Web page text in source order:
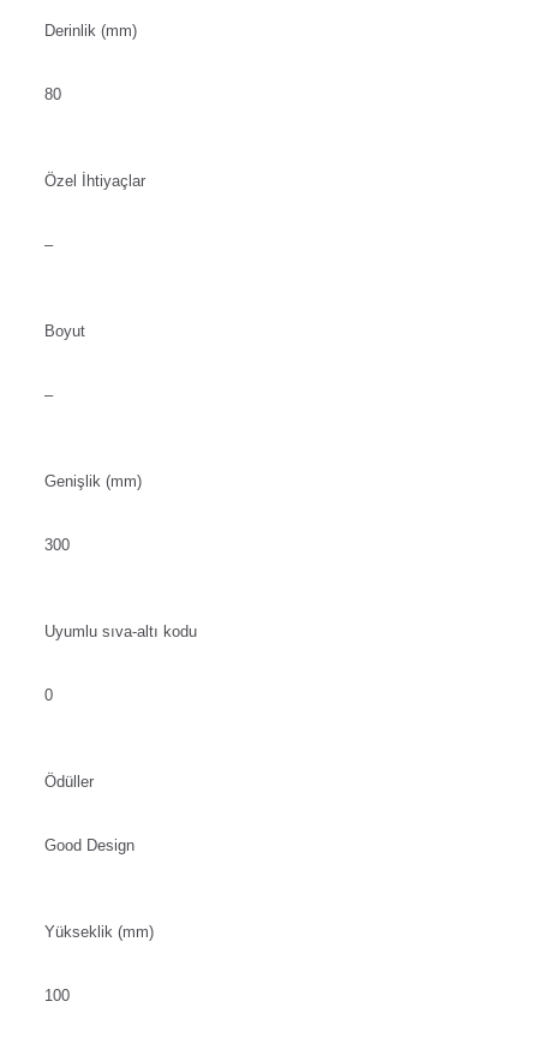
Derinlik (mm)
80
Özel İhtiyaçlar
–
Boyut
–
Genişlik (mm)
300
Uyumlu sıva-altı kodu
0
Ödüller
Good Design
Yükseklik (mm)
100